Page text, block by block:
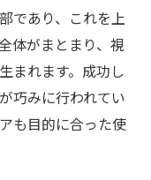
であり、これを上
体がまとまり、視
まれます。成功し
巧みに行われてい
も目的に合った使